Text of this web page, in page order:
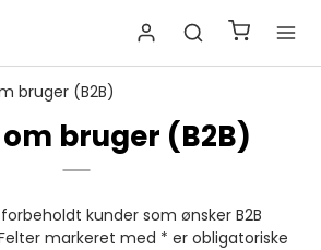
bruger (B2B)
bruger (B2B)
kunder som ønsker B2B
markeret med * er obligatoriske